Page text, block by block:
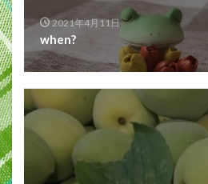
2021年4月11日
when?